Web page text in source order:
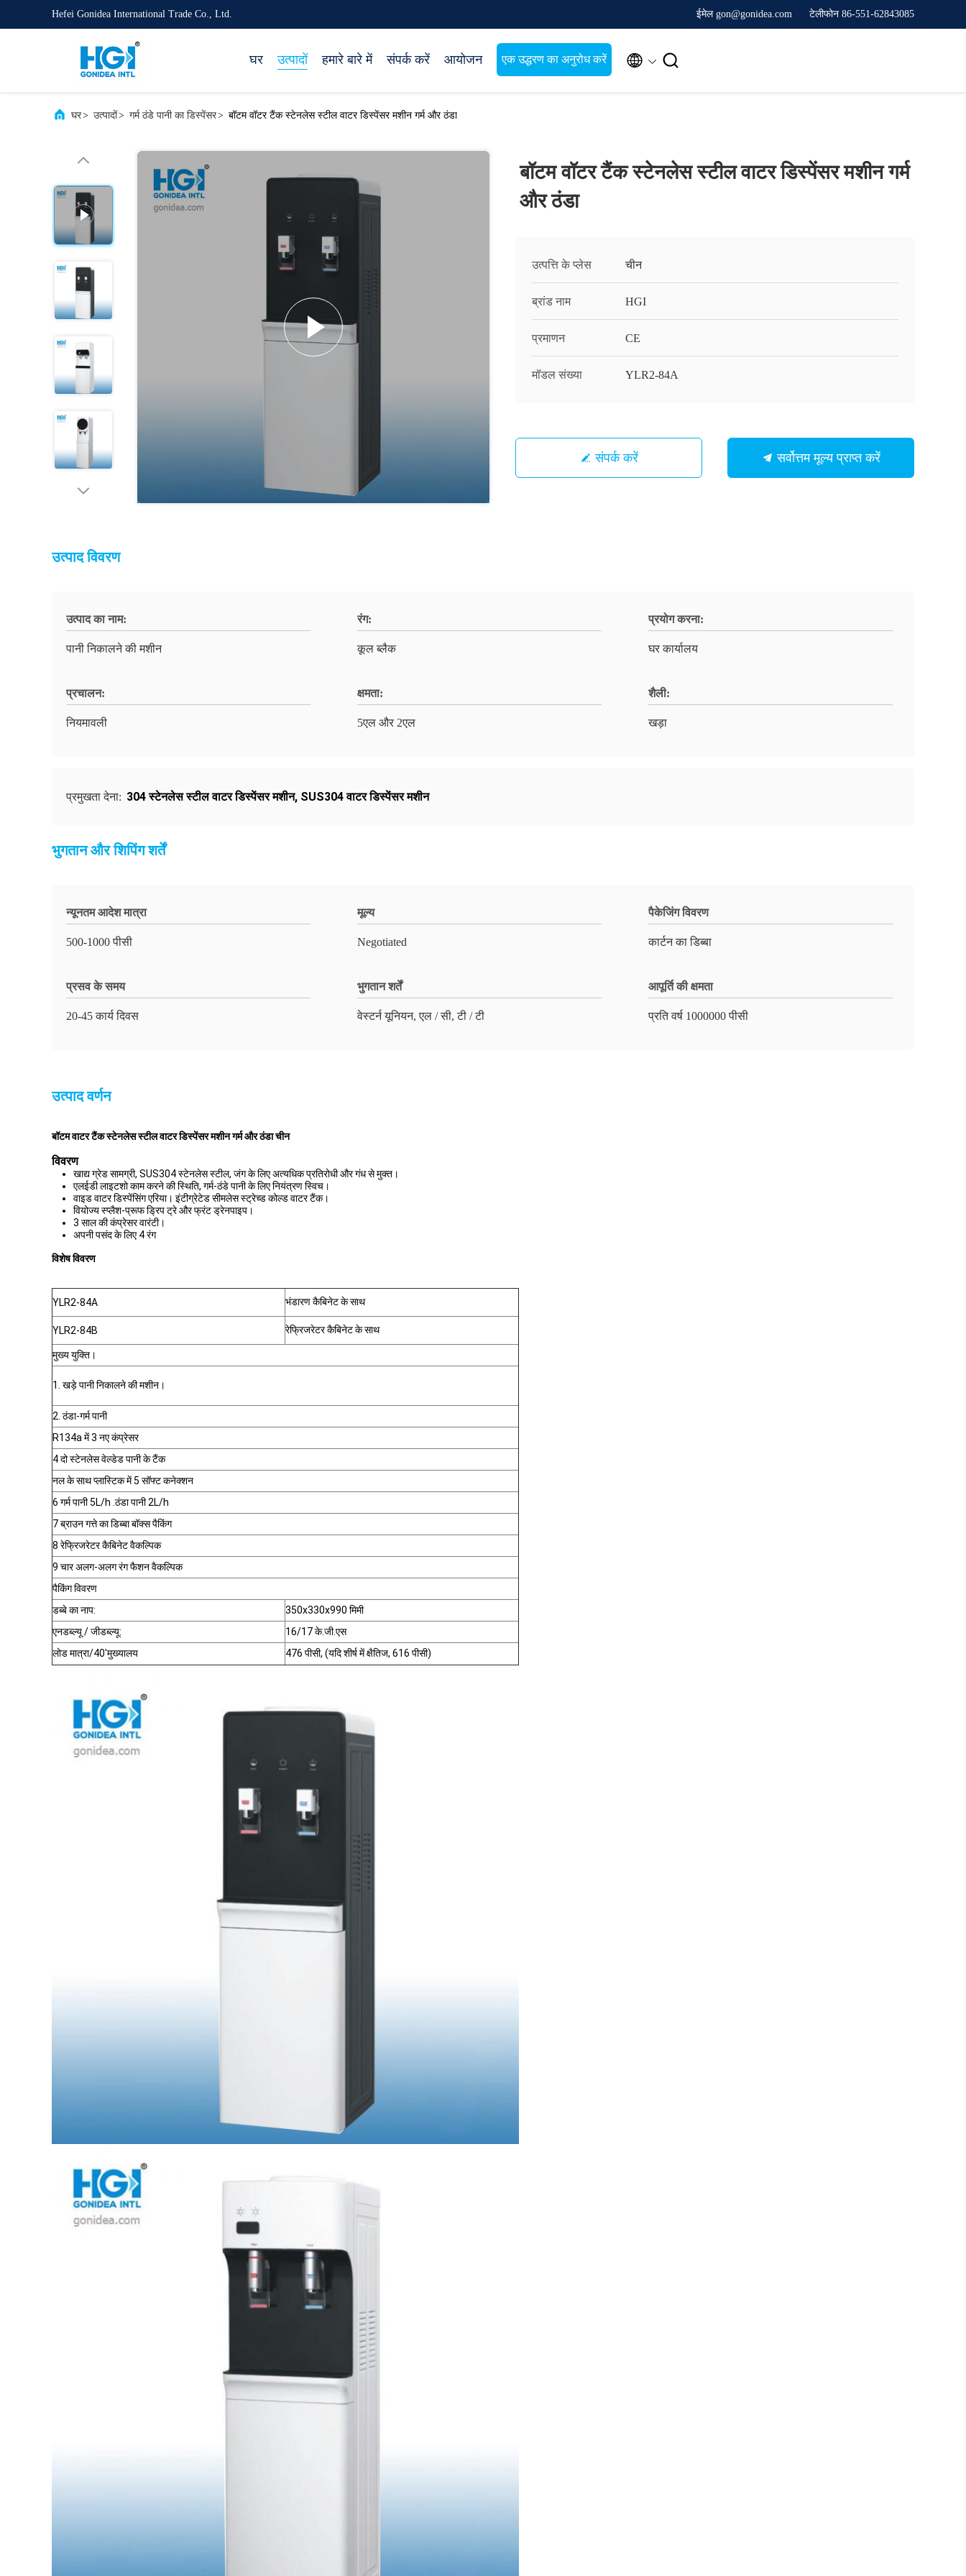
Hefei Gonidea International Trade Co., Ltd. ईमेल gon@gonidea.com टेलीफोन 86-551-62843085
घर उत्पादों हमारे बारे में संपर्क करें आयोजन एक उद्धरण का अनुरोध करें  
घर> उत्पादों> गर्म ठंडे पानी का डिस्पेंसर> बॉटम वॉटर टैंक स्टेनलेस स्टील वाटर डिस्पेंसर मशीन गर्म और ठंडा
बॉटम वॉटर टैंक स्टेनलेस स्टील वाटर डिस्पेंसर मशीन गर्म
और ठंडा
उत्पत्ति के प्लेस चीन
ब्रांड नाम HGI
प्रमाणन CE
मॉडल संख्या YLR2-84A
संपर्क करें सर्वोत्तम मूल्य प्राप्त करें
उत्पाद विवरण
उत्पाद का नाम:
पानी निकालने की मशीन
रंग:
कूल ब्लैक
प्रयोग करना:
घर कार्यालय
प्रचालन:
नियमावली
क्षमता:
5एल और 2एल
शैली:
खड़ा
प्रमुखता देना: 304 स्टेनलेस स्टील वाटर डिस्पेंसर मशीन, SUS304 वाटर डिस्पेंसर मशीन
भुगतान और शिपिंग शर्तें
न्यूनतम आदेश मात्रा
500-1000 पीसी
मूल्य
Negotiated
पैकेजिंग विवरण
कार्टन का डिब्बा
प्रसव के समय
20-45 कार्य दिवस
भुगतान शर्तें
वेस्टर्न यूनियन, एल / सी, टी / टी
आपूर्ति की क्षमता
प्रति वर्ष 1000000 पीसी
उत्पाद वर्णन
बॉटम वाटर टैंक स्टेनलेस स्टील वाटर डिस्पेंसर मशीन गर्म और ठंडा चीन
विवरण
खाद्य ग्रेड सामग्री, SUS304 स्टेनलेस स्टील, जंग के लिए अत्यधिक प्रतिरोधी और गंध से मुक्त।
एलईडी लाइटशो काम करने की स्थिति, गर्म-ठंडे पानी के लिए नियंत्रण स्विच।
वाइड वाटर डिस्पेंसिंग एरिया। इंटीग्रेटेड सीमलेस स्ट्रेच्ड कोल्ड वाटर टैंक।
वियोज्य स्प्लैश-प्रूफ ड्रिप ट्रे और फ्रंट ड्रेनपाइप।
3 साल की कंप्रेसर वारंटी।
अपनी पसंद के लिए 4 रंग
विशेष विवरण
YLR2-84A भंडारण कैबिनेट के साथ
YLR2-84B रेफ्रिजरेटर कैबिनेट के साथ
मुख्य युक्ति।
1. खड़े पानी निकालने की मशीन।
2. ठंडा-गर्म पानी
R134a में 3 नए कंप्रेसर
4 दो स्टेनलेस वेल्डेड पानी के टैंक
नल के साथ प्लास्टिक में 5 सॉफ्ट कनेक्शन
6 गर्म पानी 5L/h .ठंडा पानी 2L/h
7 ब्राउन गत्ते का डिब्बा बॉक्स पैकिंग
8 रेफ्रिजरेटर कैबिनेट वैकल्पिक
9 चार अलग-अलग रंग फैशन वैकल्पिक
पैकिंग विवरण
डब्बे का नाप:
350x330x990 मिमी
एनडब्ल्यू / जीडब्ल्यू:
16/17 के.जी.एस
लोड मात्रा/40'मुख्यालय
476 पीसी, (यदि शीर्ष में क्षैतिज, 616 पीसी)